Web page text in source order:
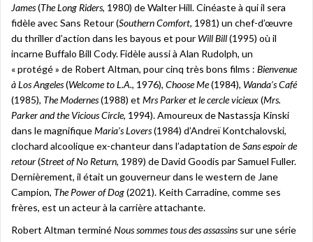
James(The Long Riders, 1980) de Walter Hill. Cinéaste à qui il sera
fidèle avec Sans Retour (Southern Comfort, 1981) un chef-d’œuvre
du thriller d’action dans les bayous et pour Will Bill(1995) où il
incarne Buffalo Bill Cody. Fidèle aussi à Alan Rudolph, un
« protégé » de Robert Altman, pour cinq très bons films : Bienvenue
à Los Angeles(Welcome to L.A., 1976), Choose Me(1984), Wanda’s Café
(1985), The Modernes(1988) et Mrs Parker et le cercle vicieux(Mrs.
Parker and the Vicious Circle, 1994). Amoureux de Nastassja Kinski
dans le magnifiqueMaria’s Lovers(1984) d’Andreï Kontchalovski,
clochard alcoolique ex-chanteur dans l’adaptation deSans espoir de
retour(Street of No Return, 1989) de David Goodis par Samuel Fuller.
Dernièrement, il était un gouverneur dans le western de Jane
Campion, The Power of Dog(2021). Keith Carradine, comme ses
frères, est un acteur à la carrière attachante.
Robert Altman terminéNous sommes tous des assassinssur une série